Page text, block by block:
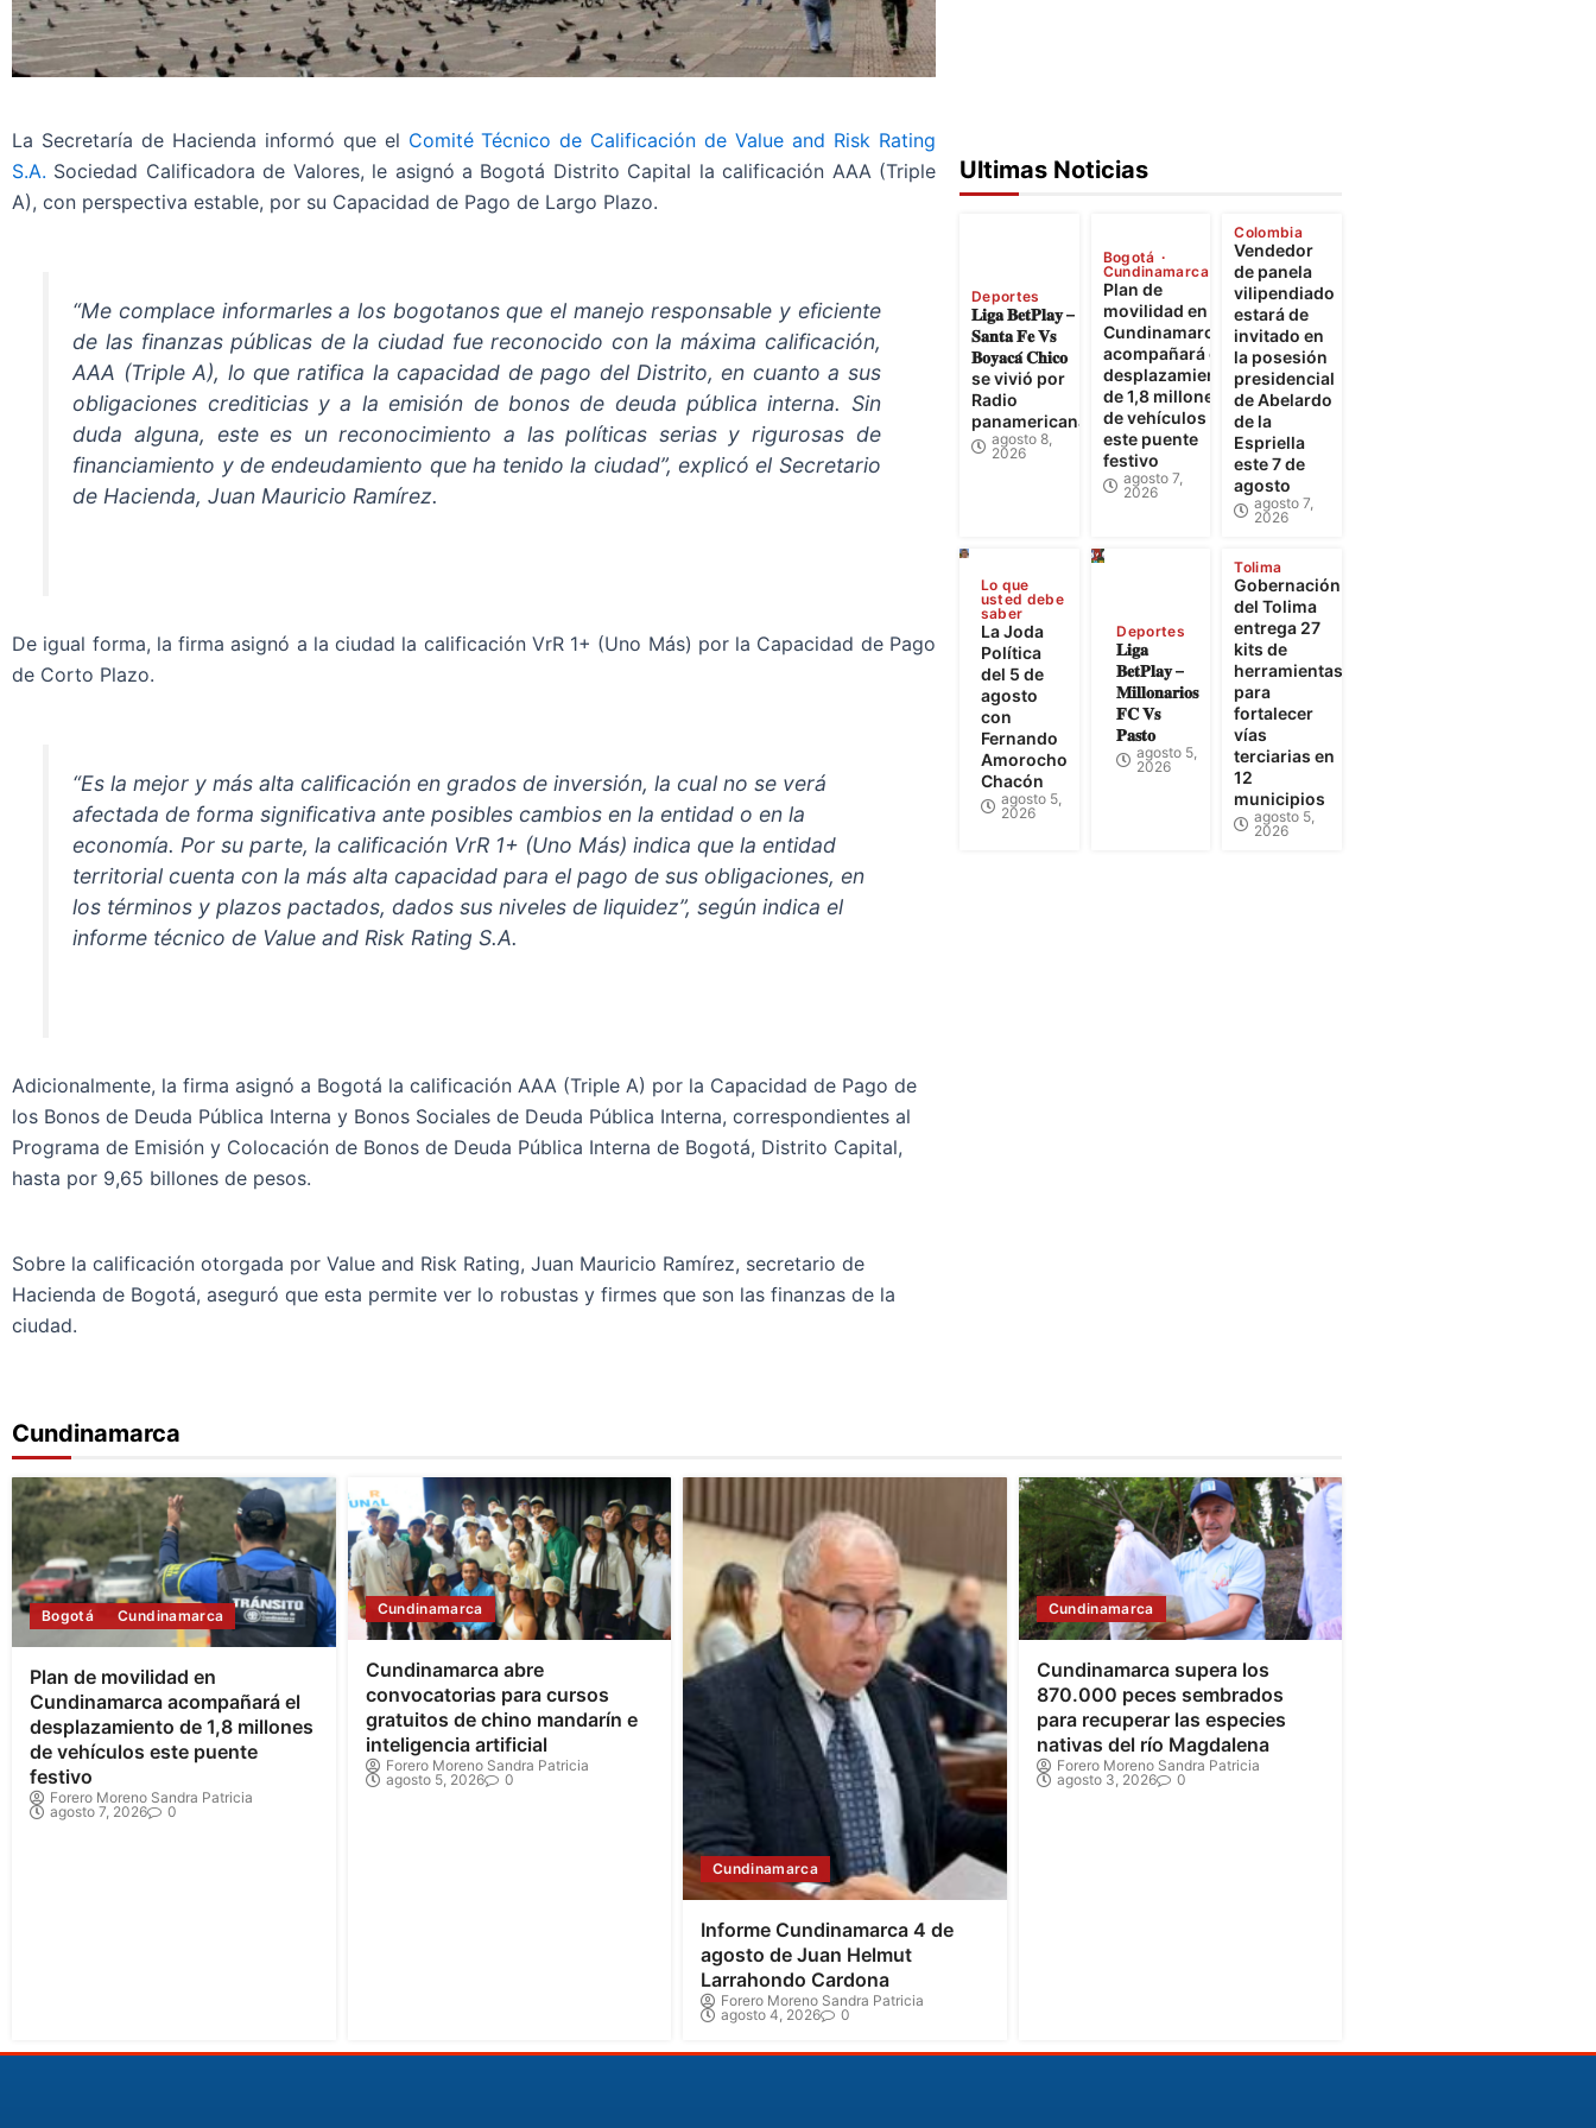
La Secretaría de Hacienda informó que el Comité Técnico de Calificación de Value and Risk Rating
S.A. Sociedad Calificadora de Valores, le asignó a Bogotá Distrito Capital la calificación AAA (Triple
A), con perspectiva estable, por su Capacidad de Pago de Largo Plazo.
“Me complace informarles a los bogotanos que el manejo responsable y eficiente
de las finanzas públicas de la ciudad fue reconocido con la máxima calificación,
AAA (Triple A), lo que ratifica la capacidad de pago del Distrito, en cuanto a sus
obligaciones crediticias y a la emisión de bonos de deuda pública interna. Sin
duda alguna, este es un reconocimiento a las políticas serias y rigurosas de
financiamiento y de endeudamiento que ha tenido la ciudad”, explicó el Secretario
de Hacienda, Juan Mauricio Ramírez.
De igual forma, la firma asignó a la ciudad la calificación VrR 1+ (Uno Más) por la Capacidad de Pago
de Corto Plazo.
“Es la mejor y más alta calificación en grados de inversión, la cual no se verá
afectada de forma significativa ante posibles cambios en la entidad o en la
economía. Por su parte, la calificación VrR 1+ (Uno Más) indica que la entidad
territorial cuenta con la más alta capacidad para el pago de sus obligaciones, en
los términos y plazos pactados, dados sus niveles de liquidez”, según indica el
informe técnico de Value and Risk Rating S.A.
Adicionalmente, la firma asignó a Bogotá la calificación AAA (Triple A) por la Capacidad de Pago de
los Bonos de Deuda Pública Interna y Bonos Sociales de Deuda Pública Interna, correspondientes al
Programa de Emisión y Colocación de Bonos de Deuda Pública Interna de Bogotá, Distrito Capital,
hasta por 9,65 billones de pesos.
Sobre la calificación otorgada por Value and Risk Rating, Juan Mauricio Ramírez, secretario de
Hacienda de Bogotá, aseguró que esta permite ver lo robustas y firmes que son las finanzas de la
ciudad.
Ultimas Noticias
Deportes
𝐋𝐢𝐠𝐚 𝐁𝐞𝐭𝐏𝐥𝐚𝐲 –
𝐒𝐚𝐧𝐭𝐚 𝐅𝐞 𝐕𝐬
𝐁𝐨𝐲𝐚𝐜𝐚́ 𝐂𝐡𝐢𝐜𝐨
se vivió por
Radio
panamericana
agosto 8,
2026
Bogotá
Cundinamarca
Plan de
movilidad en
Cundinamarca
acompañará el
desplazamiento
de 1,8 millones
de vehículos
este puente
festivo
agosto 7,
2026
Colombia
Vendedor
de panela
vilipendiado
estará de
invitado en
la posesión
presidencial
de Abelardo
de la
Espriella
este 7 de
agosto
agosto 7,
2026
Lo que
usted debe
saber
La Joda
Política
del 5 de
agosto
con
Fernando
Amorocho
Chacón
agosto 5,
2026
Deportes
𝐋𝐢𝐠𝐚
𝐁𝐞𝐭𝐏𝐥𝐚𝐲 –
𝐌𝐢𝐥𝐥𝐨𝐧𝐚𝐫𝐢𝐨𝐬
𝐅𝐂 𝐕𝐬
𝐏𝐚𝐬𝐭𝐨
agosto 5,
2026
Tolima
Gobernación
del Tolima
entrega 27
kits de
herramientas
para
fortalecer
vías
terciarias en
12
municipios
agosto 5,
2026
Cundinamarca
Bogotá Cundinamarca
Plan de movilidad en
Cundinamarca acompañará el
desplazamiento de 1,8 millones
de vehículos este puente
festivo
Forero Moreno Sandra Patricia
agosto 7, 2026
0
Cundinamarca
Cundinamarca abre
convocatorias para cursos
gratuitos de chino mandarín e
inteligencia artificial
Forero Moreno Sandra Patricia
agosto 5, 2026
0
Cundinamarca
Informe Cundinamarca 4 de
agosto de Juan Helmut
Larrahondo Cardona
Forero Moreno Sandra Patricia
agosto 4, 2026
0
Cundinamarca
Cundinamarca supera los
870.000 peces sembrados
para recuperar las especies
nativas del río Magdalena
Forero Moreno Sandra Patricia
agosto 3, 2026
0